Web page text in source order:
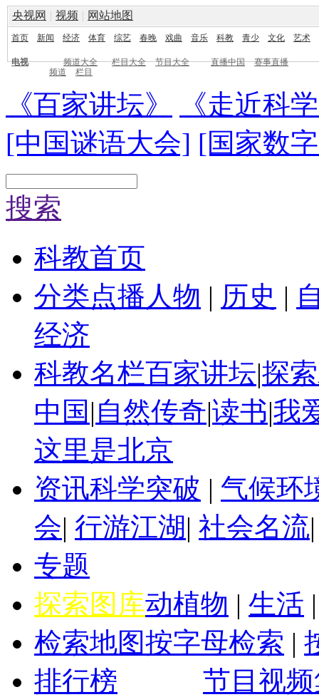
央视网 | 视频 | 网站地图
首页 新闻 经济 体育 综艺 春晚 戏曲 音乐 科教 青少 文化 艺术
电视 频道大全 栏目大全 节目大全 直播中国
赛事直播
频道
栏目
《百家讲坛》
《走近科
[中国谜语大会] [国家数
搜索
科教首页
分类点播 人物 | 历史 |
经济
科教名栏百家讲坛|探
中国 |自然传奇|读书|我
这里是北京
资讯科学突破 | 气候环
会| 行游江湖| 社会名流
专题
探索图库动植物 | 生活
检索地图按字母检索 |
排行榜
节目视